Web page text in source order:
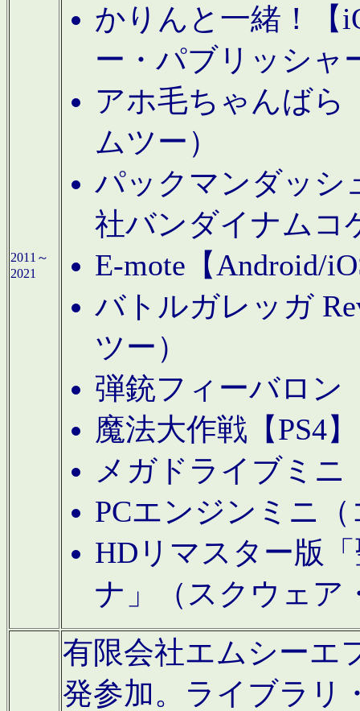
2011～
2021
かりんと一緒！【
ー・パブリッシャ
アホ毛ちゃんばら
ムツー）
パックマンダッシ
社バンダイナムコ
E-mote【Android/
バトルガレッガ
ツー）
弾銃フィーバロン
魔法大作戦【PS4
メガドライブミニ
PCエンジンミニ
HDリマスター版
ナ」（スクウェア
有限会社エムシーエ
発参加。ライブラリ